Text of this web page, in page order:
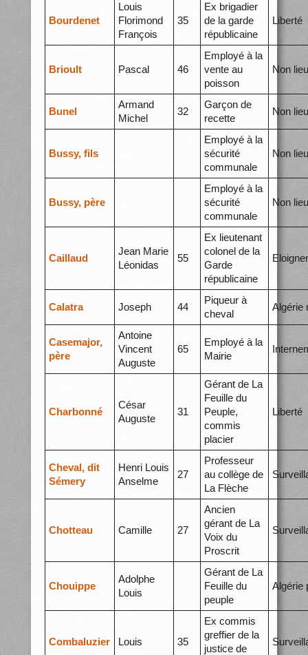
Bourdenet
Louis
Florimond
François
35
Ex brigadier
de la garde
républicaine
Liberté
Brioult Pascal 46
Employé à la
vente au
poisson
Non lieu
Bunel
Armand
Michel
32
Garçon de
recette
Non lieu
Bussy, fils
Employé à la
sécurité
communale
Non lieu
Bussy, père
Employé à la
sécurité
communale
Non lieu
Caillaud
Jean Marie
Léonidas
55
Ex lieutenant
colonel de la
Garde
républicaine
Calatra Joseph 44
Piqueur à
cheval
Algérie
Casemajor,
père
Antoine
Vincent
Auguste
65
Employé à la
Mairie
Charbonné
César
Auguste
31
Gérant de La
Feuille du
Peuple,
commis
placier
Liberté
Cheval, dit
Sémery
Henri Louis
Anselme
27
Professeur
au collège de
La Flèche
Chotteau Camille 27
Ancien
gérant de La
Voix du
Proscrit
Chouippe
Adolphe
Louis
Gérant de La
Feuille du
peuple
Algérie
Combaluzier Louis 35
Ex commis
greffier de la
justice de